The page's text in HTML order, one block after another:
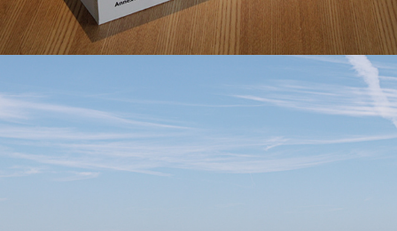
Personal Design Statement